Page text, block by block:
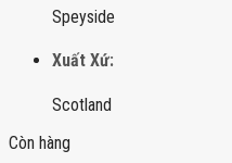
Speyside
Xuất Xứ:
Scotland
Còn hàng